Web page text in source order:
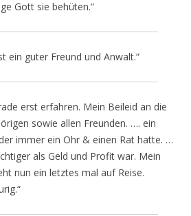
Gott sie behüten.“
ein guter Freund und Anwalt.“
erst erfahren. Mein Beileid an die
sowie allen Freunden. …. ein
immer ein Ohr & einen Rat hatte. …
als Geld und Profit war. Mein
nun ein letztes mal auf Reise.